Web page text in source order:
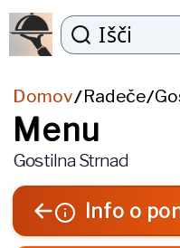
Išči
Domov/Radeče/
Menu
Gostilna Strnad
Info o